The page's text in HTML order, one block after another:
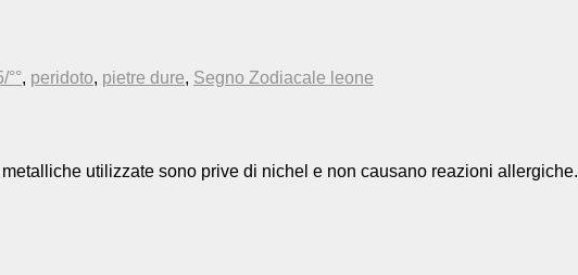
°°, peridoto, pietre dure, Segno Zodiacale leone
utilizzate sono prive di nichel e non causano reazioni allergiche.